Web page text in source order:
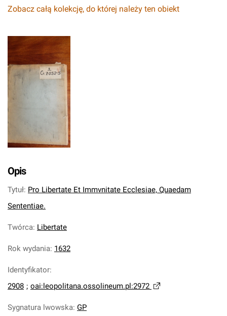
Zobacz całą kolekcję, do której należy ten obiekt
Opis
Tytuł: Pro Libertate Et Immvnitate Ecclesiae, Quaedam
Sententiae.
Twórca: Libertate
Rok wydania: 1632
Identyfikator:
2908 ; oai:leopolitana.ossolineum.pl:2972
Sygnatura lwowska: GP